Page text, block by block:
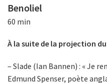
Benoliel
60 min
À la suite de la projection
– Slade (Ian Bannen) : « Je
Edmund Spenser, poète